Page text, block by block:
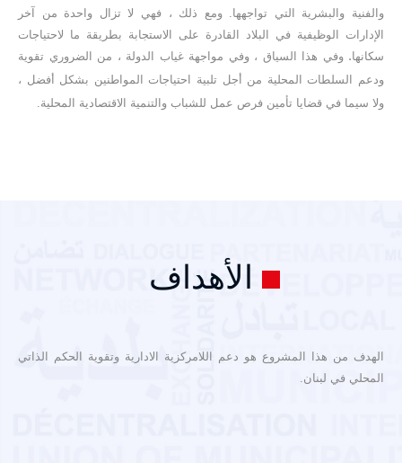
والفنية والبشرية التي تواجهها. ومع ذلك ، فهي لا تزال واحدة من آخر
الإدارات الوظيفية في البلاد القادرة على الاستجابة بطريقة ما لاحتياجات
سكانها.وفي هذا السياق ، وفي مواجهة غياب الدولة ، من الضروري تقوية
ودعم السلطات المحلية من أجل تلبية احتياجات المواطنين بشكل أفضل ،
ولا سيما في قضايا تأمين فرص عمل للشباب والتنمية الاقتصادية المحلية.
الأهداف
الهدف من هذا المشروع هو دعم اللامركزية الادارية وتقوية الحكم الذاتي
المحلي في لبنان.